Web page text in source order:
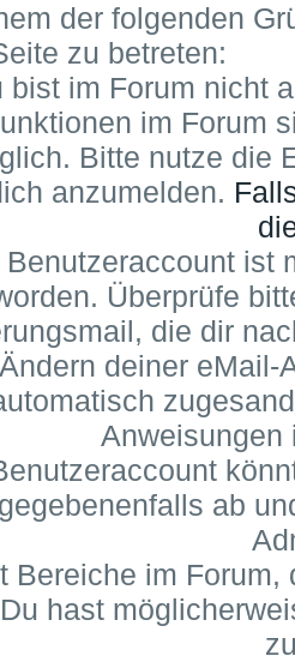
der folgenden
zu betreten:
bist im Forum nicht
im Forum
Bitte nutze die
anzumelden.
Benutzeraccount ist
Überprüfe
die dir
deiner eMail-
Anweisungen
gegebenenfalls ab
Bereiche im
hast